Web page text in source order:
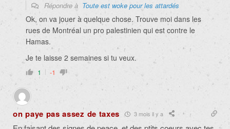
Répondre à Toute est woke pour les attardés
Ok, on va jouer à quelque chose. Trouve moi dans les
rues de Montréal un pro palestinien qui est contre le
Hamas.
Je te laisse 2 semaines si tu veux.
1 -1
on paye pas assez de taxes 3 mois il y a